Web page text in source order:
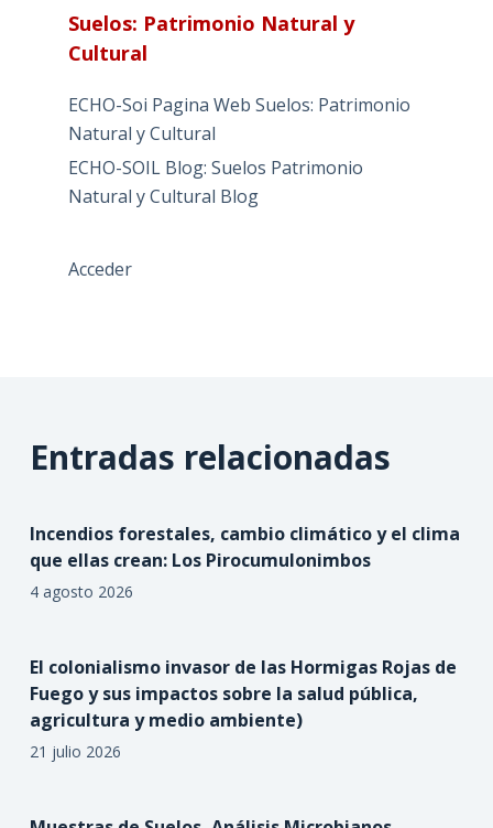
Suelos: Patrimonio Natural y
Cultural
ECHO-Soi Pagina Web Suelos: Patrimonio
Natural y Cultural
ECHO-SOIL Blog: Suelos Patrimonio
Natural y Cultural Blog
Acceder
Entradas relacionadas
Incendios forestales, cambio climático y el clima
que ellas crean: Los Pirocumulonimbos
4 agosto 2026
El colonialismo invasor de las Hormigas Rojas de
Fuego y sus impactos sobre la salud pública,
agricultura y medio ambiente)
21 julio 2026